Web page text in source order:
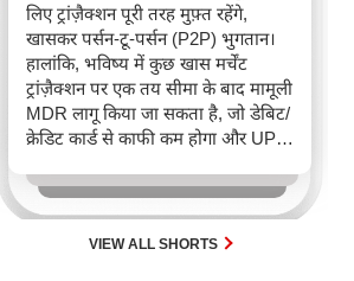
लिए ट्रांज़ैक्शन पूरी तरह मुफ़्त रहेंगे,
खासकर पर्सन-टू-पर्सन (P2P) भुगतान।
हालांकि, भविष्य में कुछ खास मर्चेंट
ट्रांज़ैक्शन पर एक तय सीमा के बाद मामूली
MDR लागू किया जा सकता है, जो डेबिट/
क्रेडिट कार्ड से काफी कम होगा और UPI
VIEW ALL SHORTS